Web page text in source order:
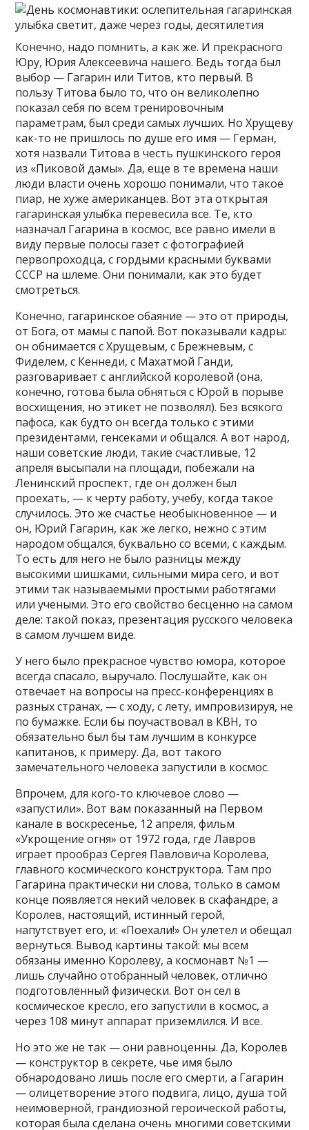
Конечно, надо помнить, а как же. И прекрасного
Юру, Юрия Алексеевича нашего. Ведь тогда был
выбор — Гагарин или Титов, кто первый. В
пользу Титова было то, что он великолепно
показал себя по всем тренировочным
параметрам, был среди самых лучших. Но Хрущеву
как-то не пришлось по душе его имя — Герман,
хотя назвали Титова в честь пушкинского героя
из «Пиковой дамы». Да, еще в те времена наши
люди власти очень хорошо понимали, что такое
пиар, не хуже американцев. Вот эта открытая
гагаринская улыбка перевесила все. Те, кто
назначал Гагарина в космос, все равно имели в
виду первые полосы газет с фотографией
первопроходца, с гордыми красными буквами
СССР на шлеме. Они понимали, как это будет
смотреться.
Конечно, гагаринское обаяние — это от природы,
от Бога, от мамы с папой. Вот показывали кадры:
он обнимается с Хрущевым, с Брежневым, с
Фиделем, с Кеннеди, с Махатмой Ганди,
разговаривает с английской королевой (она,
конечно, готова была обняться с Юрой в порыве
восхищения, но этикет не позволял). Без всякого
пафоса, как будто он всегда только с этими
президентами, генсеками и общался. А вот народ,
наши советские люди, такие счастливые, 12
апреля высыпали на площади, побежали на
Ленинский проспект, где он должен был
проехать, — к черту работу, учебу, когда такое
случилось. Это же счастье необыкновенное — и
он, Юрий Гагарин, как же легко, нежно с этим
народом общался, буквально со всеми, с каждым.
То есть для него не было разницы между
высокими шишками, сильными мира сего, и вот
этими так называемыми простыми работягами
или учеными. Это его свойство бесценно на самом
деле: такой показ, презентация русского человека
в самом лучшем виде.
У него было прекрасное чувство юмора, которое
всегда спасало, выручало. Послушайте, как он
отвечает на вопросы на пресс-конференциях в
разных странах, — с ходу, с лету, импровизируя, не
по бумажке. Если бы поучаствовал в КВН, то
обязательно был бы там лучшим в конкурсе
капитанов, к примеру. Да, вот такого
замечательного человека запустили в космос.
Впрочем, для кого-то ключевое слово —
«запустили». Вот вам показанный на Первом
канале в воскресенье, 12 апреля, фильм
«Укрощение огня» от 1972 года, где Лавров
играет прообраз Сергея Павловича Королева,
главного космического конструктора. Там про
Гагарина практически ни слова, только в самом
конце появляется некий человек в скафандре, а
Королев, настоящий, истинный герой,
напутствует его, и: «Поехали!» Он улетел и обещал
вернуться. Вывод картины такой: мы всем
обязаны именно Королеву, а космонавт №1 —
лишь случайно отобранный человек, отлично
подготовленный физически. Вот он сел в
космическое кресло, его запустили в космос, а
через 108 минут аппарат приземлился. И все.
Но это же не так — они равноценны. Да, Королев
— конструктор в секрете, чье имя было
обнародовано лишь после его смерти, а Гагарин
— олицетворение этого подвига, лицо, душа той
неимоверной, грандиозной героической работы,
которая была сделана очень многими советскими